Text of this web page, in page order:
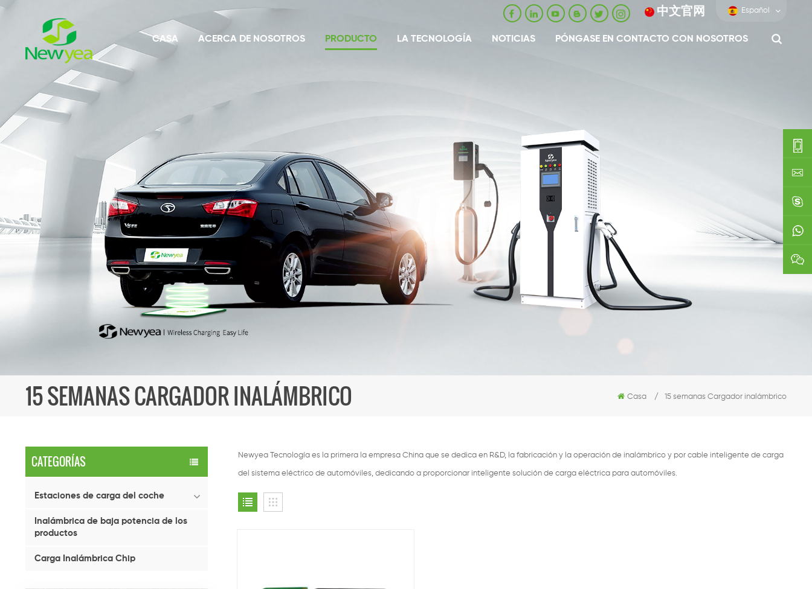
中文官网 Español
CASA ACERCA DE NOSOTROS PRODUCTO LA TECNOLOGÍA NOTICIAS PÓNGASE EN CONTACTO CON NOSOTROS
15 SEMANAS CARGADOR INALÁMBRICO Casa / 15 semanas Cargador inalámbrico
CATEGORÍAS
Estaciones de carga del coche
Inalámbrica de baja potencia de los
productos
Carga Inalámbrica Chip
Newyea Tecnología es la primera la empresa China que se dedica en R&D, la fabricación y la operación de inalámbrico y por cable inteligente de carga
del sistema eléctrico de automóviles, dedicando a proporcionar inteligente solución de carga eléctrica para automóviles.
0086-
0592-